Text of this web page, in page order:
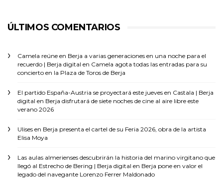
ÚLTIMOS COMENTARIOS
Camela reúne en Berja a varias generaciones en una noche para el
recuerdo | Berja digital en Camela agota todas las entradas para su
concierto en la Plaza de Toros de Berja
El partido España-Austria se proyectará este jueves en Castala | Berja
digital en Berja disfrutará de siete noches de cine al aire libre este
verano 2026
Ulises en Berja presenta el cartel de su Feria 2026, obra de la artista
Elisa Moya
Las aulas almerienses descubrirán la historia del marino virgitano que
llegó al Estrecho de Bering | Berja digital en Berja pone en valor el
legado del navegante Lorenzo Ferrer Maldonado